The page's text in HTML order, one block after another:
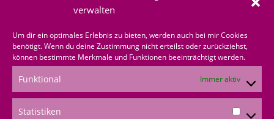
verwalten
Um dir ein optimales Erlebnis zu bieten, werden auch bei mir Cookies
benötigt. Wenn du deine Zustimmung nicht erteilst oder zurückziehst,
können bestimmte Merkmale und Funktionen beeinträchtigt werden.
Funktional Immer aktiv
Statistiken
über mich bestellen
Shoppingvorteil
Bestellformular
*Produktempfehlungen
*Als Amazon-Partner verdiene ich an qualifizierten